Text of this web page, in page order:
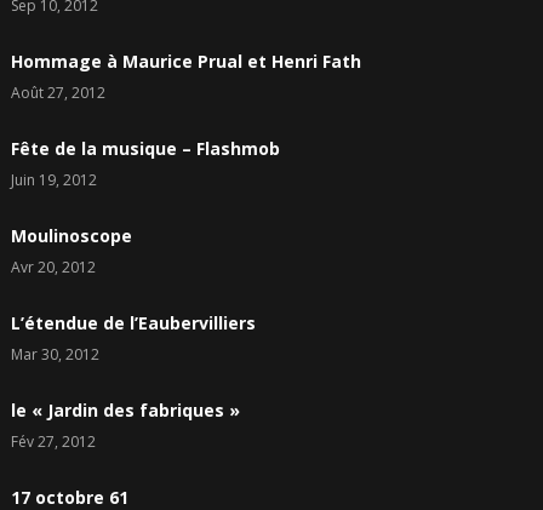
Sep 10, 2012
Hommage à Maurice Prual et Henri Fath
Août 27, 2012
Fête de la musique – Flashmob
Juin 19, 2012
Moulinoscope
Avr 20, 2012
L’étendue de l’Eaubervilliers
Mar 30, 2012
le « Jardin des fabriques »
Fév 27, 2012
17 octobre 61